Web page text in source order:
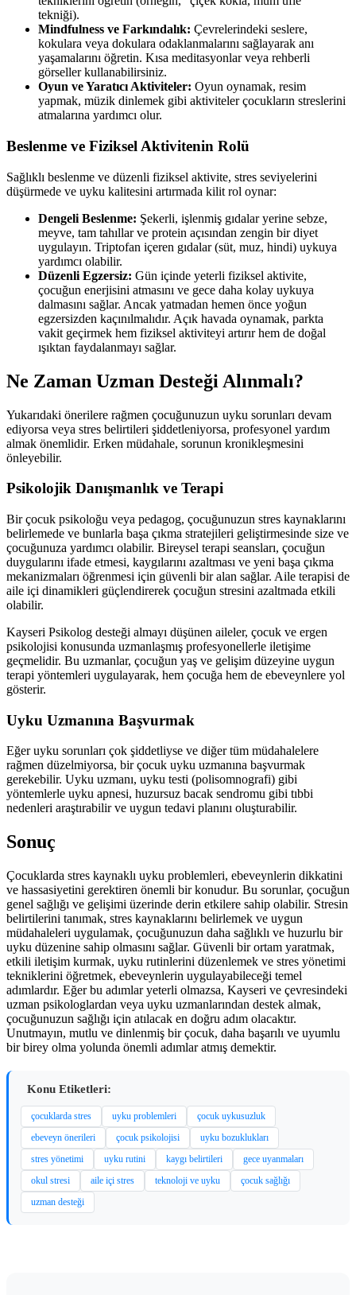
tekniği).
Mindfulness ve Farkındalık: Çevrelerindeki seslere,
kokulara veya dokulara odaklanmalarını sağlayarak anı
yaşamalarını öğretin. Kısa meditasyonlar veya rehberli
görseller kullanabilirsiniz.
Oyun ve Yaratıcı Aktiviteler: Oyun oynamak, resim
yapmak, müzik dinlemek gibi aktiviteler çocukların streslerini
atmalarına yardımcı olur.
Beslenme ve Fiziksel Aktivitenin Rolü
Sağlıklı beslenme ve düzenli fiziksel aktivite, stres seviyelerini
düşürmede ve uyku kalitesini artırmada kilit rol oynar:
Dengeli Beslenme: Şekerli, işlenmiş gıdalar yerine sebze,
meyve, tam tahıllar ve protein açısından zengin bir diyet
uygulayın. Triptofan içeren gıdalar (süt, muz, hindi) uykuya
yardımcı olabilir.
Düzenli Egzersiz: Gün içinde yeterli fiziksel aktivite,
çocuğun enerjisini atmasını ve gece daha kolay uykuya
dalmasını sağlar. Ancak yatmadan hemen önce yoğun
egzersizden kaçınılmalıdır. Açık havada oynamak, parkta
vakit geçirmek hem fiziksel aktiviteyi artırır hem de doğal
ışıktan faydalanmayı sağlar.
Ne Zaman Uzman Desteği Alınmalı?
Yukarıdaki önerilere rağmen çocuğunuzun uyku sorunları devam
ediyorsa veya stres belirtileri şiddetleniyorsa, profesyonel yardım
almak önemlidir. Erken müdahale, sorunun kronikleşmesini
önleyebilir.
Psikolojik Danışmanlık ve Terapi
Bir çocuk psikoloğu veya pedagog, çocuğunuzun stres kaynaklarını
belirlemede ve bunlarla başa çıkma stratejileri geliştirmesinde size ve
çocuğunuza yardımcı olabilir. Bireysel terapi seansları, çocuğun
duygularını ifade etmesi, kaygılarını azaltması ve yeni başa çıkma
mekanizmaları öğrenmesi için güvenli bir alan sağlar. Aile terapisi de
aile içi dinamikleri güçlendirerek çocuğun stresini azaltmada etkili
olabilir.
Kayseri Psikolog desteği almayı düşünen aileler, çocuk ve ergen
psikolojisi konusunda uzmanlaşmış profesyonellerle iletişime
geçmelidir. Bu uzmanlar, çocuğun yaş ve gelişim düzeyine uygun
terapi yöntemleri uygulayarak, hem çocuğa hem de ebeveynlere yol
gösterir.
Uyku Uzmanına Başvurmak
Eğer uyku sorunları çok şiddetliyse ve diğer tüm müdahalelere
rağmen düzelmiyorsa, bir çocuk uyku uzmanına başvurmak
gerekebilir. Uyku uzmanı, uyku testi (polisomnografi) gibi
yöntemlerle uyku apnesi, huzursuz bacak sendromu gibi tıbbi
nedenleri araştırabilir ve uygun tedavi planını oluşturabilir.
Sonuç
Çocuklarda stres kaynaklı uyku problemleri, ebeveynlerin dikkatini
ve hassasiyetini gerektiren önemli bir konudur. Bu sorunlar, çocuğun
genel sağlığı ve gelişimi üzerinde derin etkilere sahip olabilir. Stresin
belirtilerini tanımak, stres kaynaklarını belirlemek ve uygun
müdahaleleri uygulamak, çocuğunuzun daha sağlıklı ve huzurlu bir
uyku düzenine sahip olmasını sağlar. Güvenli bir ortam yaratmak,
etkili iletişim kurmak, uyku rutinlerini düzenlemek ve stres yönetimi
tekniklerini öğretmek, ebeveynlerin uygulayabileceği temel
adımlardır. Eğer bu adımlar yeterli olmazsa, Kayseri ve çevresindeki
uzman psikologlardan veya uyku uzmanlarından destek almak,
çocuğunuzun sağlığı için atılacak en doğru adım olacaktır.
Unutmayın, mutlu ve dinlenmiş bir çocuk, daha başarılı ve uyumlu
bir birey olma yolunda önemli adımlar atmış demektir.
Konu Etiketleri:
çocuklarda stres uyku problemleri
çocuk uykusuzluk
ebeveyn önerileri
çocuk psikolojisi
uyku bozuklukları
stres yönetimi
uyku rutini kaygı belirtileri
gece uyanmaları
okul stresi
aile içi stres teknoloji ve uyku
çocuk sağlığı
uzman desteği